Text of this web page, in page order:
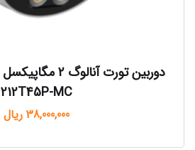
212T45P-MC
38,000,000 ریال